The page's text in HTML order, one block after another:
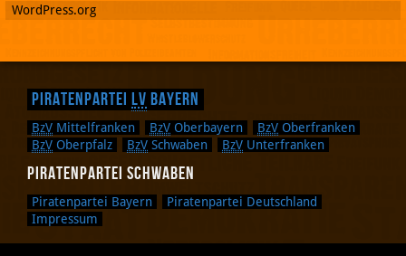
WordPress.org
Piratenpartei LV Bayern
BzV Mittelfranken BzV Oberbayern BzV Oberfranken
BzV Oberpfalz BzV Schwaben BzV Unterfranken
Piratenpartei Schwaben
Piratenpartei Bayern
Piratenpartei Deutschland
Impressum